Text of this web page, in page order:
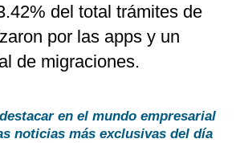
del total trámites de
por las apps y un
de migraciones.
en el mundo empresarial
noticias más exclusivas del día